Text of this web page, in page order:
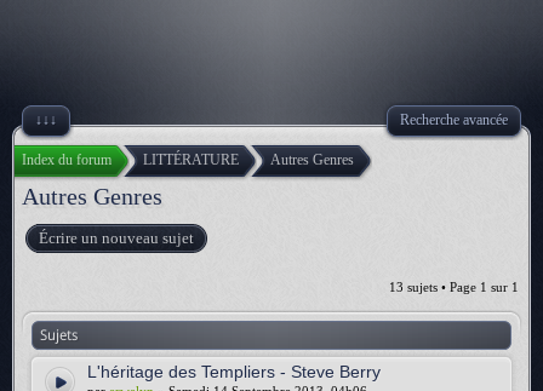
↓↓↓ Recherche avancée
Index du forum LITTÉRATURE Autres Genres
Autres Genres
Écrire un nouveau sujet
13 sujets • Page 1 sur 1
Sujets
L'héritage des Templiers - Steve Berry